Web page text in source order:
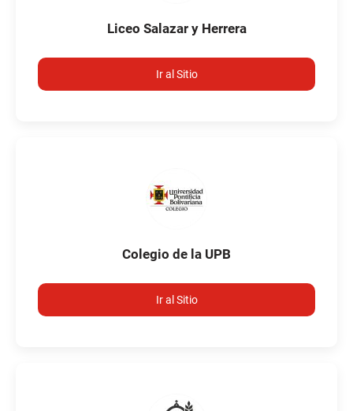
Liceo Salazar y Herrera
Ir al Sitio
Colegio de la UPB
Ir al Sitio